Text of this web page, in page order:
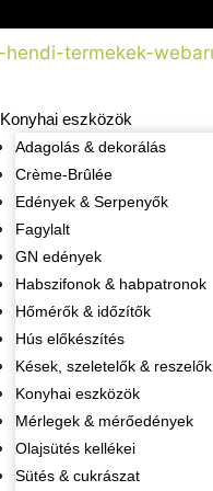
Konyhai eszközök
Adagolás & dekorálás
Crème-Brûlée
Edények & Serpenyők
Fagylalt
GN edények
Habszifonok & habpatronok
Hőmérők & időzítők
Hús előkészítés
Kések, szeletelők & reszelők
Konyhai eszközök
Mérlegek & mérőedények
Olajsütés kellékei
Sütés & cukrászat